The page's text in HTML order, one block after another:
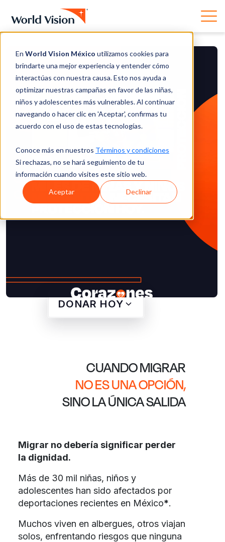
En World Vision México utilizamos cookies para
brindarte una mejor experiencia y entender cómo
interactúas con nuestra causa. Esto nos ayuda a
optimizar nuestras campañas en favor de las niñas,
niños y adolescentes más vulnerables. Al continuar
navegando o hacer clic en 'Aceptar', confirmas tu
acuerdo con el uso de estas tecnologías.
Conoce más en nuestros Términos y condiciones
Si rechazas, no se hará seguimiento de tu
información cuando visites este sitio web.
Aceptar Declinar
DONAR HOY
CUANDO MIGRAR
NO ES UNA OPCIÓN,
SINO LA ÚNICA SALIDA
Migrar no debería significar perder
la dignidad.
Más de 30 mil niñas, niños y
adolescentes han sido afectados por
deportaciones recientes en México*.
Muchos viven en albergues, otros viajan
solos, enfrentando riesgos que ninguna